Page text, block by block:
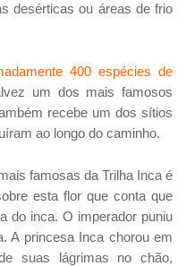
desérticas ou áreas de frio
400 espécies de
um dos mais famosos
recebe um dos sítios
ao longo do caminho.
famosas da Trilha Inca é
esta flor que conta que
do inca. O imperador puniu
A princesa Inca chorou em
suas lágrimas no chão,